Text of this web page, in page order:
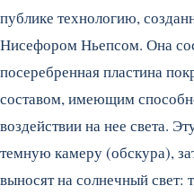
публике технологию,
Нисефором Ньепсом. Она
посеребренная пластина
составом, имеющим
воздействии на нее света.
темную камеру (обскура),
выносят на солнечный свет: